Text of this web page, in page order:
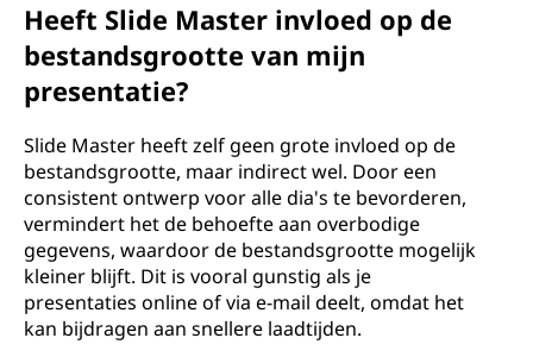
Heeft Slide Master invloed op de
bestandsgrootte van mijn
presentatie?
Slide Master heeft zelf geen grote invloed op de
bestandsgrootte, maar indirect wel. Door een
consistent ontwerp voor alle dia's te bevorderen,
vermindert het de behoefte aan overbodige
gegevens, waardoor de bestandsgrootte mogelijk
kleiner blijft. Dit is vooral gunstig als je
presentaties online of via e-mail deelt, omdat het
kan bijdragen aan snellere laadtijden.